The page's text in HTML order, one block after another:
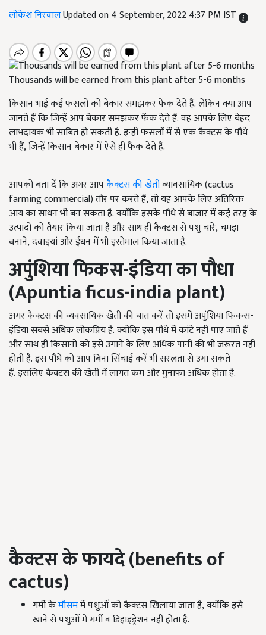
लोकेश निरवालUpdated on 4 September, 2022 4:37 PM IST
Thousands will be earned from this plant after 5-6 months
किसान भाई कई फसलों को बेकार समझकर फेंक देते हैं. लेकिन क्या आप
जानते हैं कि जिन्हें आप बेकार समझकर फेंक देते हैं. वह आपके लिए बेहद
लाभदायक भी साबित हो सकती है. इन्हीं फसलों में से एक कैक्टस के पौधे
भी हैं, जिन्हें किसान बेकार में ऐसे ही फैंक देते हैं.
आपको बता दें कि अगर आपकैक्टस की खेतीव्यावसायिक (cactus
farming commercial)तौर पर करते हैं, तो यह आपके लिए अतिरिक्त
आय का साधन भी बन सकता है. क्योंकि इसके पौधे से बाजार में कई तरह के
उत्पादों को तैयार किया जाता है और साथ ही कैक्टस से पशु चारे, चमड़ा
बनाने, दवाइयां और ईंधन में भी इस्तेमाल किया जाता है.
अपुंशिया फिकस-इंडियाका पौधा
(Apuntia ficus-india plant)
अगर कैक्टस की व्यवसायिक खेती की बात करें तो इसमें अपुंशिया फिकस-
इंडिया सबसे अधिक लोकप्रिय है. क्योंकि इस पौधे में कांटे नहीं पाए जाते हैं
और साथ ही किसानों को इसे उगाने के लिए अधिक पानी की भी जरूरत नहीं
होती है. इस पौधे को आप बिना सिंचाई करें भी सरलता से उगा सकते
हैं. इसलिए कैक्टस की खेती में लागत कम और मुनाफा अधिक होता है.
कैक्टस के फायदे (benefits of
cactus)
गर्मी केमौसममें पशुओं को कैक्टस खिलाया जाता है, क्योंकि इसे
खाने से पशुओं में गर्मी व डिहाइड्रेशन नहीं होता है.